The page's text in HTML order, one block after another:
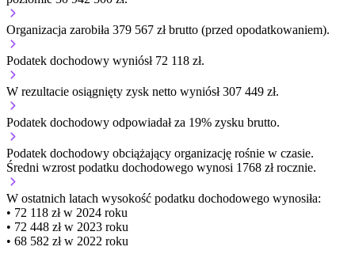
Organizacja zarobiła 379 567 zł brutto (przed opodatkowaniem).
Podatek dochodowy wyniósł 72 118 zł.
W rezultacie osiągnięty zysk netto wyniósł 307 449 zł.
Podatek dochodowy odpowiadał za 19% zysku brutto.
Podatek dochodowy obciążający organizację rośnie w czasie.
Średni wzrost podatku dochodowego wynosi 1768 zł rocznie.
W ostatnich latach wysokość podatku dochodowego wynosiła:
• 72 118 zł w 2024 roku
• 72 448 zł w 2023 roku
• 68 582 zł w 2022 roku